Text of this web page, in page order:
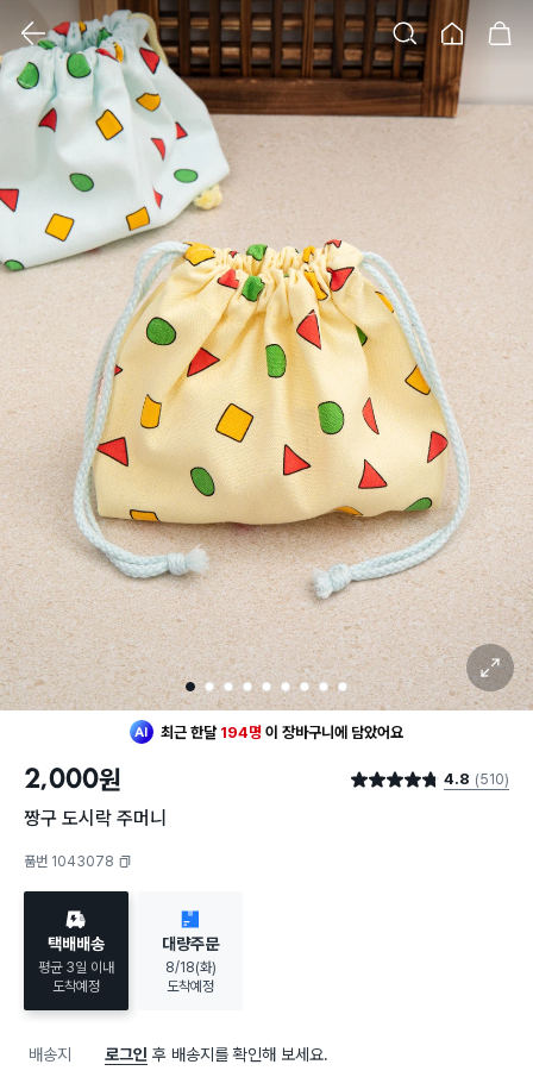
검색
클릭 시 이미지 확대 보기 팝업 열림
1 2 3 4 5 6 7 8 9
확대 보기
최근 한달 194명 이 장바구니에 담았어요
장바구니에 담았어요
2,000원 별점 4.8점 4.8 (510)
짱구 도시락 주머니
품번 1043078
택배배송
평균 3일 이내
도착예정
대량주문
8/18(화)
도착예정
배송지 로그인 후 배송지를 확인해 보세요.